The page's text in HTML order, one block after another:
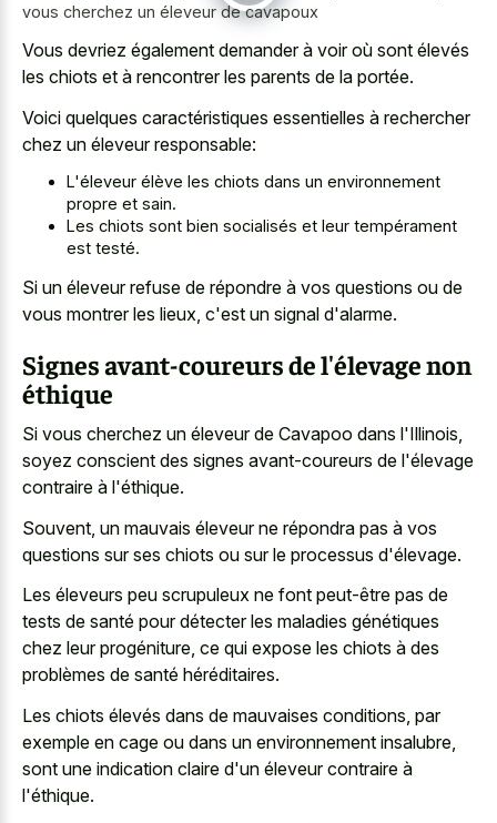
vous cherchez un éleveur de cavapoux
Vous devriez également demander à voir où sont élevés
les chiots et à rencontrer les parents de la portée.
Voici quelques caractéristiques essentielles à rechercher
chez un éleveur responsable:
L'éleveur élève les chiots dans un environnement
propre et sain.
Les chiots sont bien socialisés et leur tempérament
est testé.
Si un éleveur refuse de répondre à vos questions ou de
vous montrer les lieux, c'est un signal d'alarme.
Signes avant-coureurs de l'élevage non
éthique
Si vous cherchez un éleveur de Cavapoo dans l'Illinois,
soyez conscient des signes avant-coureurs de l'élevage
contraire à l'éthique.
Souvent, un mauvais éleveur ne répondra pas à vos
questions sur ses chiots ou sur le processus d'élevage.
Les éleveurs peu scrupuleux ne font peut-être pas de
tests de santé pour détecter les maladies génétiques
chez leur progéniture, ce qui expose les chiots à des
problèmes de santé héréditaires.
Les chiots élevés dans de mauvaises conditions, par
exemple en cage ou dans un environnement insalubre,
sont une indication claire d'un éleveur contraire à
l'éthique.